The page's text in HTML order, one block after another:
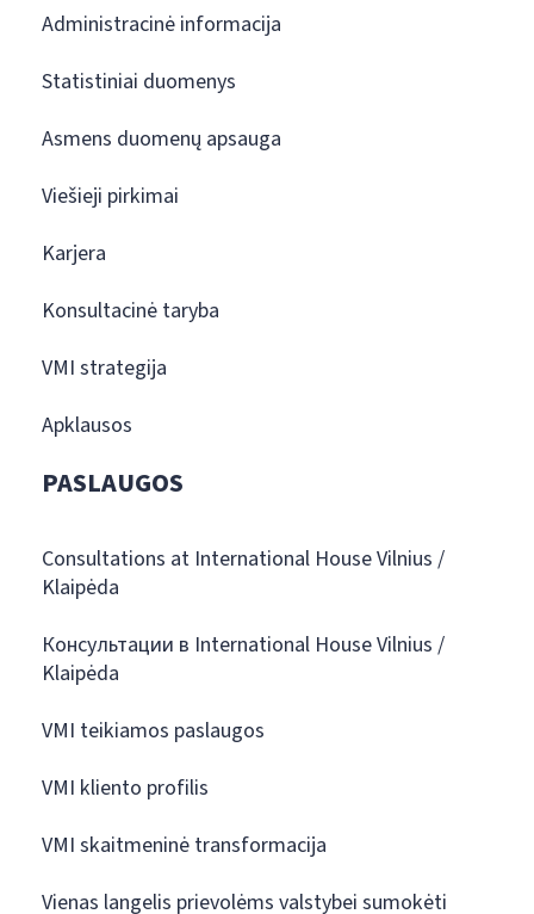
Administracinė informacija
Statistiniai duomenys
Asmens duomenų apsauga
Viešieji pirkimai
Karjera
Konsultacinė taryba
VMI strategija
Apklausos
PASLAUGOS
Consultations at International House Vilnius /
Klaipėda
Консультации в International House Vilnius /
Klaipėda
VMI teikiamos paslaugos
VMI kliento profilis
VMI skaitmeninė transformacija
Vienas langelis prievolėms valstybei sumokėti